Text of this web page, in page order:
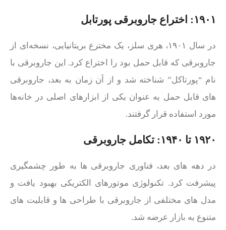
۱۹۰۱: اختراع جاروبرقی پورتابل
در سال ۱۹۰۱، هری سلز، یک مخترع بریتانیایی، نسخه‌ای از
جاروبرقی که قابل حمل بود را اختراع کرد. این جاروبرقی با
نام “پورتاکل” شناخته شد و از آن زمان به بعد، جاروبرقی‌
های قابل حمل به عنوان یکی از ابزارهای اصلی در خانه‌ها
مورد استفاده قرار گرفتند.
۱۹۲۰ تا ۱۹۴۰: تکامل جاروبرقی
در دهه‌ های بعد، فناوری جاروبرقی‌ ها به طور چشمگیری
پیشرفت کرد. تکنولوژی موتورهای الکتریکی بهبود یافت و
مدل‌ های مختلفی از جاروبرقی با طراحی‌ ها و قابلیت‌ های
متنوع به بازار عرضه شد.